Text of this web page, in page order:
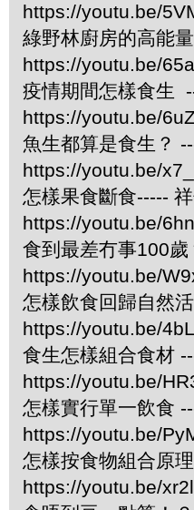
https://youtu.be/
綠野林廚房的高能
https://youtu.be/
疫情期間怎樣食生
https://youtu.be/
魚生都算是食生？
https://youtu.be/
怎樣果食斷食-----
https://youtu.be/
食到最差冇事100
https://youtu.be/
怎樣飲食回歸自然
https://youtu.be/
食生怎樣組合食材
https://youtu.be/
怎樣實行單一飲食
https://youtu.be/
怎樣按食物組合原
https://youtu.be/